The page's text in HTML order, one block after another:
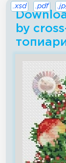
by
.xsd .pdf